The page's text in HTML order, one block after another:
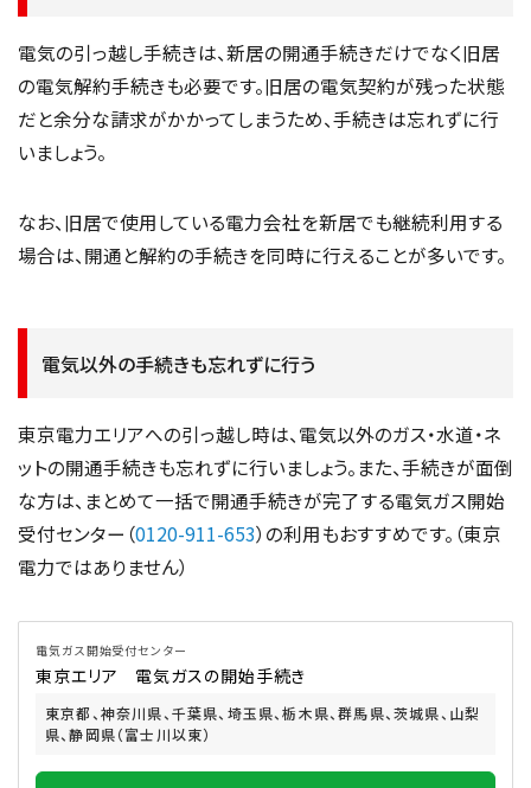
電気の引っ越し手続きは、新居の開通手続きだけでなく旧居
の電気解約手続きも必要です。旧居の電気契約が残った状態
だと余分な請求がかかってしまうため、手続きは忘れずに行
いましょう。
なお、旧居で使用している電力会社を新居でも継続利用する
場合は、開通と解約の手続きを同時に行えることが多いです。
電気以外の手続きも忘れずに行う
東京電力エリアへの引っ越し時は、電気以外のガス・水道・ネ
ットの開通手続きも忘れずに行いましょう。また、手続きが面倒
な方は、まとめて一括で開通手続きが完了する電気ガス開始
受付センター（0120-911-653）の利用もおすすめです。（東京
電力ではありません）
電気ガス開始受付センター
東京エリア 電気ガスの開始手続き
東京都、神奈川県、千葉県、埼玉県、栃木県、群馬県、茨城県、山梨
県、静岡県（富士川以東）